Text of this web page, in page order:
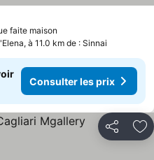
faite maison
à 11.0 km de : Sinnai
Consulter les prix
Partager